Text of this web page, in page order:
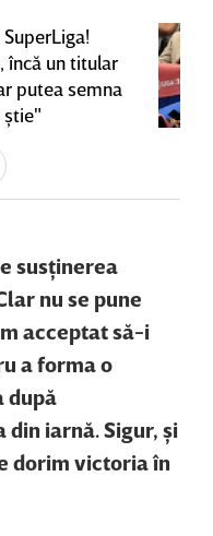
încă un titular
putea semna
ştie"
susţinerea
nu se pune
acceptat să-i
a forma o
după
iarnă. Sigur, şi
dorim victoria în